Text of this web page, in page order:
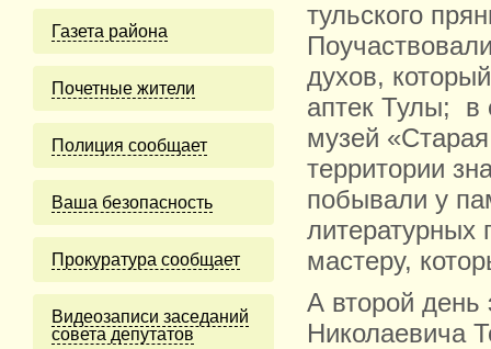
Газета района
Почетные жители
Полиция сообщает
Ваша безопасность
Прокуратура сообщает
Видеозаписи заседаний
совета депутатов
тульского
духов,
аптек Тулы; в
музей
территории
побывали у
литературных
мастеру,
А второй день
Николаевича